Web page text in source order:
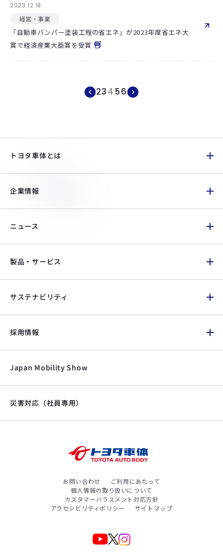
2023.12.18
経営・事業
「自動車バンパー塗装工程の省エネ」が2023年度省エネ大
賞で経済産業大臣賞を受賞
234 56
トヨタ車体とは
企業情報
ニュース
製品・サービス
サステナビリティ
採用情報
Japan Mobility Show
災害対応（社員専用）
お問い合わせ
ご利用にあたって
個人情報の取り扱いについて
カスタマーハラスメント対応方針
アクセシビリティポリシー
サイトマップ